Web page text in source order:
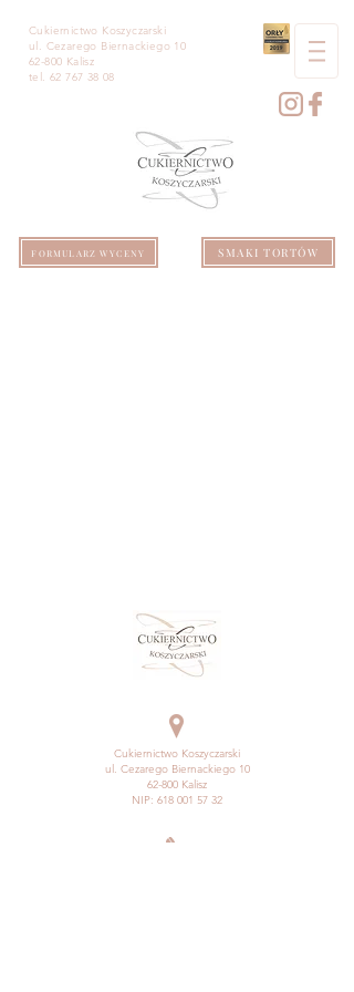
Cukiernictwo Koszyczarski
ul. Cezarego Biernackiego 10
62-800 Kalisz
tel. 62 767 38 08
FORMULARZ WYCENY SMAKI TORTÓW
Cukiernictwo Koszyczarski
ul. Cezarego Biernackiego 10
62-800 Kalisz
NIP: 618 001 57 32